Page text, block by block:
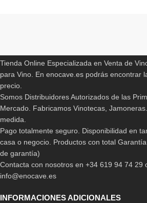
Tienda Online Especializada en Venta de
para Vino. En enocave.es podrás encontrar
precio.
Somos Distribuidores Autorizados de las
Mercado. Fabricamos Vinotecas,
medida.
Pago totalmente seguro. Disponibilidad en
casa o negocio. Productos con total
de garantía)
Contacta con nosotros en +34 619 94 74 29
info@enocave.es
INFORMACIONES ADICIONALES